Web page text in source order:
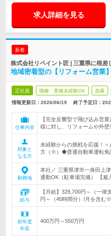
求人詳細を見る
新着
株式会社リペイント匠 | 三重県に根
地域密着型の【リフォーム営
正社員 職種・業種未経験OK 急募
情報更新日：2026/06/19 終了予定日：
仕事内容
【完全反響型で飛び込み営
様に対し、リフォームや外壁
対象と
なる方
未経験からの挑戦を応援！
方（※）◆普通自動車運転免
勤務地
本社／ 三重県津市一身田上
通勤OK（駐車場完備） 【雇
給与
【月給】328,700円～（一
円～（45時間分）/月を含む
初年度
年収
400万円～550万円